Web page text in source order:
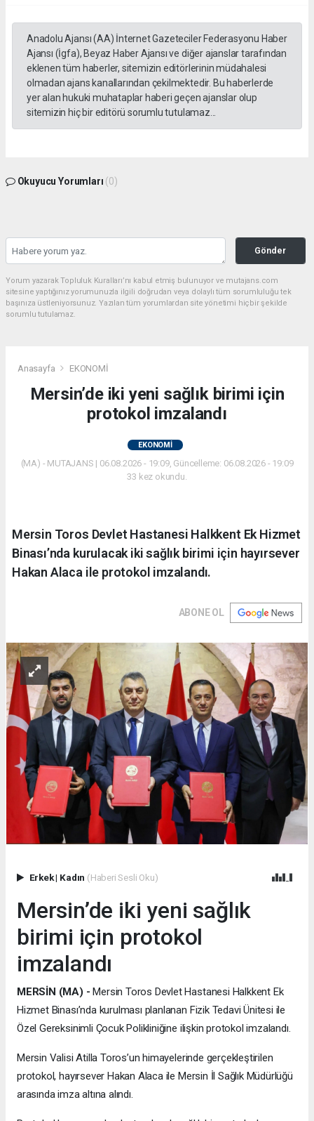
Anadolu Ajansı (AA) İnternet Gazeteciler Federasyonu Haber
Ajansı (İgfa), Beyaz Haber Ajansı ve diğer ajanslar tarafından
eklenen tüm haberler, sitemizin editörlerinin müdahalesi
olmadan ajans kanallarından çekilmektedir. Bu haberlerde
yer alan hukuki muhataplar haberi geçen ajanslar olup
sitemizin hiç bir editörü sorumlu tutulamaz...
Okuyucu Yorumları (0)
Gönder
Yorum yazarak Topluluk Kuralları’nı kabul etmiş bulunuyor ve mutajans.com
sitesine yaptığınız yorumunuzla ilgili doğrudan veya dolaylı tüm sorumluluğu tek
başınıza üstleniyorsunuz. Yazılan tüm yorumlardan site yönetimi hiçbir şekilde
sorumlu tutulamaz.
Anasayfa EKONOMİ
Mersin’de iki yeni sağlık birimi için
protokol imzalandı
EKONOMİ
(MA) - MUTAJANS | 06.08.2026 - 19:09, Güncelleme: 06.08.2026 - 19:09
33 kez okundu.
Mersin Toros Devlet Hastanesi Halkkent Ek Hizmet
Binası’nda kurulacak iki sağlık birimi için hayırsever
Hakan Alaca ile protokol imzalandı.
ABONE OL
Erkek| Kadın (Haberi Sesli Oku)
Mersin’de iki yeni sağlık
birimi için protokol
imzalandı
MERSİN (MA) - Mersin Toros Devlet Hastanesi Halkkent Ek
Hizmet Binası’nda kurulması planlanan Fizik Tedavi Ünitesi ile
Özel Gereksinimli Çocuk Polikliniğine ilişkin protokol imzalandı.
Mersin Valisi Atilla Toros’un himayelerinde gerçekleştirilen
protokol, hayırsever Hakan Alaca ile Mersin İl Sağlık Müdürlüğü
arasında imza altına alındı.